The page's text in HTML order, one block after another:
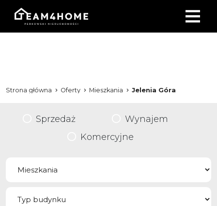
Strona główna Oferty Mieszkania Jelenia Góra
Sprzedaż
Wynajem
Komercyjne